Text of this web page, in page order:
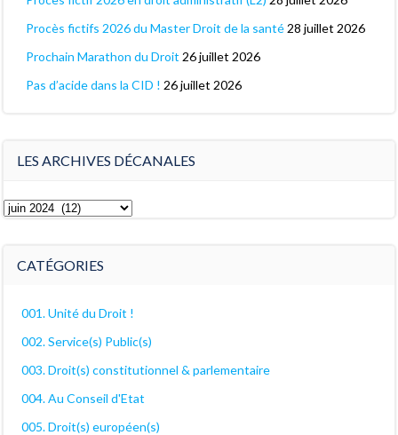
Procès fictifs 2026 du Master Droit de la santé 28 juillet 2026
Prochain Marathon du Droit 26 juillet 2026
Pas d’acide dans la CID ! 26 juillet 2026
LES ARCHIVES DÉCANALES
Les
CATÉGORIES
001. Unité du Droit !
002. Service(s) Public(s)
003. Droit(s) constitutionnel & parlementaire
004. Au Conseil d'Etat
005. Droit(s) européen(s)